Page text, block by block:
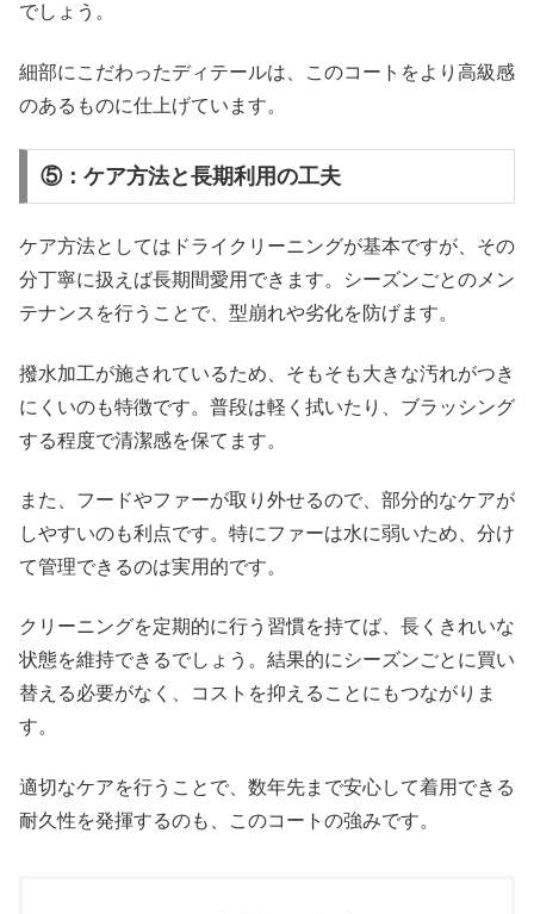
でしょう。
細部にこだわったディテールは、このコートをより高級感
のあるものに仕上げています。
⑤：ケア方法と長期利用の工夫
ケア方法としてはドライクリーニングが基本ですが、その
分丁寧に扱えば長期間愛用できます。シーズンごとのメン
テナンスを行うことで、型崩れや劣化を防げます。
撥水加工が施されているため、そもそも大きな汚れがつき
にくいのも特徴です。普段は軽く拭いたり、ブラッシング
する程度で清潔感を保てます。
また、フードやファーが取り外せるので、部分的なケアが
しやすいのも利点です。特にファーは水に弱いため、分け
て管理できるのは実用的です。
クリーニングを定期的に行う習慣を持てば、長くきれいな
状態を維持できるでしょう。結果的にシーズンごとに買い
替える必要がなく、コストを抑えることにもつながりま
す。
適切なケアを行うことで、数年先まで安心して着用できる
耐久性を発揮するのも、このコートの強みです。